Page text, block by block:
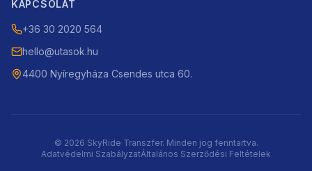
KAPCSOLAT
+36 30 2020 564
hello@utasok.hu
4400 Nyíregyháza Csendes utca 60.
© 2026 SkyRide Transzfer. Minden jog fenntartva.
Adatvédelmi SzabályzatÁltalános Szerződési Feltételek